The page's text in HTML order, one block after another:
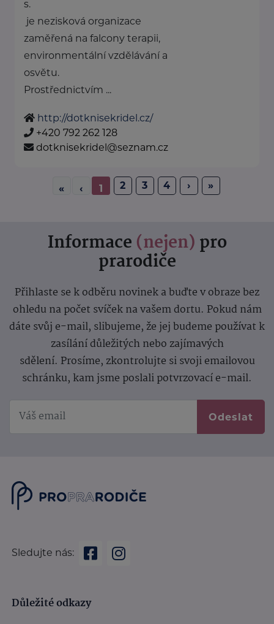
s.
je nezisková organizace
zaměřená na falcony terapii,
environmentální vzdělávání a
osvětu.
Prostřednictvím ...
http://dotknisekridel.cz/
+420 792 262 128
dotknisekridel@seznam.cz
« ‹ 1 2 3 4 › »
Informace (nejen) pro
prarodiče
Přihlaste se k odběru novinek a buďte v obraze bez
ohledu na počet svíček na vašem dortu. Pokud nám
dáte svůj e-mail, slibujeme, že jej budeme používat k
zasílání důležitých nebo zajímavých
sdělení. Prosíme, zkontrolujte si svoji emailovou
schránku, kam jsme poslali potvrzovací e-mail.
Odeslat
Sledujte nás:
Důležité odkazy